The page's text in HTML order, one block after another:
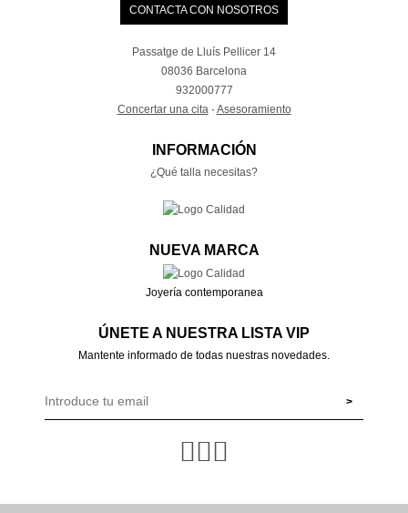
CONTACTA CON NOSOTROS
Passatge de Lluís Pellicer 14
08036 Barcelona
932000777
Concertar una cita· Asesoramiento
INFORMACIÓN
¿Qué talla necesitas?
NUEVA MARCA
Joyería contemporanea
ÚNETE A NUESTRA LISTA VIP
Mantente informado de todas nuestras novedades.